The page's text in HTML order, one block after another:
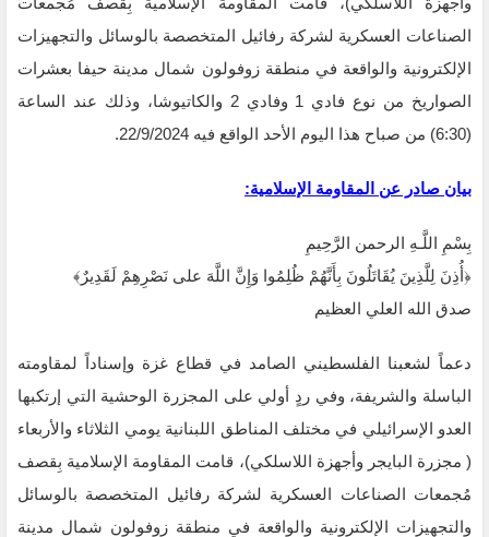
الصناعات العسكرية ‏لشركة رفائيل المتخصصة بالوسائل والتجهيزات
الإلكترونية والواقعة في منطقة زوفولون شمال ‏مدينة حيفا بعشرات
الصواريخ من نوع فادي 1 وفادي 2 والكاتيوشا، وذلك عند الساعة
بيان صادر عن المقاومة الإسلامية:‏
بِسْمِ اللَّـهِ الرحمن الرَّحِيمِ
‏﴿أُذِنَ لِلَّذِينَ يُقَاتَلُونَ بِأَنَّهُمْ ظُلِمُوا وَإِنَّ اللَّهَ على نَصْرِهِمْ لَقَدِيرٌ﴾‏
صدق الله العلي العظيم
دعماً لشعبنا الفلسطيني الصامد في قطاع غزة وإسناداً لمقاومته
الباسلة ‌‏‌‏‌والشريفة، وفي ردٍ أولي على ‏المجزرة الوحشية التي إرتكبها
العدو الإسرائيلي في مختلف المناطق اللبنانية يومي الثلاثاء والأربعاء
‌‏( مجزرة البايجر وأجهزة اللاسلكي)، قامت المقاومة الإسلامية بِقصف
مُجمعات الصناعات العسكرية ‏لشركة رفائيل المتخصصة بالوسائل
والتجهيزات الإلكترونية والواقعة في منطقة زوفولون شمال ‏مدينة